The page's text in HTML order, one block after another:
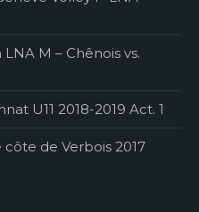
M – Chênois vs.
U11 2018-2019 Act. 1
côte de Verbois 2017